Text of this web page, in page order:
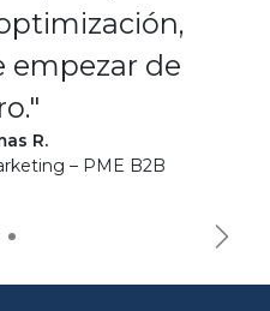
empezar de
R.
– PME B2B